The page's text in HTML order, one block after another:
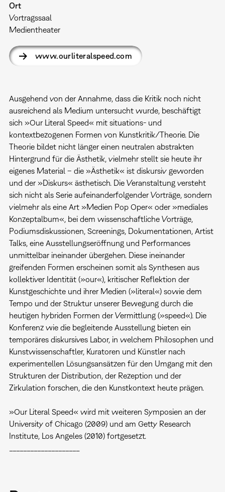
Ort
Vortragssaal
Medientheater
www.ourliteralspeed.com
Ausgehend von der Annahme, dass die Kritik noch nicht
ausreichend als Medium untersucht wurde, beschäftigt
sich »Our Literal Speed« mit situations- und
kontextbezogenen Formen von Kunstkritik/Theorie. Die
Theorie bildet nicht länger einen neutralen abstrakten
Hintergrund für die Ästhetik, vielmehr stellt sie heute ihr
eigenes Material – die »Ästhetik« ist diskursiv geworden
und der »Diskurs« ästhetisch. Die Veranstaltung versteht
sich nicht als Serie aufeinanderfolgender Vorträge, sondern
vielmehr als eine Art »Medien Pop Oper« oder »mediales
Konzeptalbum«, bei dem wissenschaftliche Vorträge,
Podiumsdiskussionen, Screenings, Dokumentationen, Artist
Talks, eine Ausstellungseröffnung und Performances
unmittelbar ineinander übergehen. Diese ineinander
greifenden Formen erscheinen somit als Synthesen aus
kollektiver Identität (»our«), kritischer Reflektion der
Kunstgeschichte und ihrer Medien (»literal«) sowie dem
Tempo und der Struktur unserer Bewegung durch die
heutigen hybriden Formen der Vermittlung (»speed«). Die
Konferenz wie die begleitende Ausstellung bieten ein
temporäres diskursives Labor, in welchem Philosophen und
Kunstwissenschaftler, Kuratoren und Künstler nach
experimentellen Lösungsansätzen für den Umgang mit den
Strukturen der Distribution, der Rezeption und der
Zirkulation forschen, die den Kunstkontext heute prägen.
»Our Literal Speed« wird mit weiteren Symposien an der
University of Chicago (2009) und am Getty Research
Institute, Los Angeles (2010) fortgesetzt.